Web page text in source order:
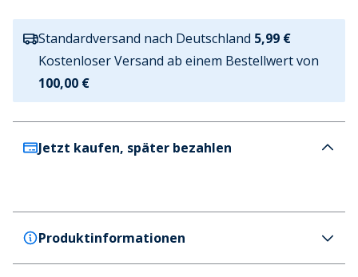
Standardversand nach Deutschland 5,99 €
Kostenloser Versand ab einem Bestellwert von
100,00 €
Jetzt kaufen, später bezahlen
Produktinformationen